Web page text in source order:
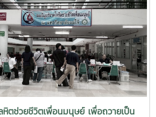
ทักษะที่จำเป็นในการดูแลนิสิตนักศึกษา
มรู้พื้นฐานด้านสุขภาพจิต: เรียนรู้แนวโน้ม
งต่าง ๆ การคัดกรองและประเมินสุขภาพจิต
มือมาตรฐาน เช่น DASS-21, PHQ-9 และ
ปรึกษาเบื้องต้น: อาทิ การฟังอย่างตั้งรับ
วามเข้าใจใส่ใจ (Empathy) และการ
จ (Psychological First Aid: PFA)
รียนรู้ระบบการดูแลและการส่งต่อกรณีฉุกเฉิน
ชี่ยวชาญทางการแพทย์ ตลอดจนการติดตาม
ตช่วยชีวิตเพื่อนมนุษย์ เพื่อถวายเป็น